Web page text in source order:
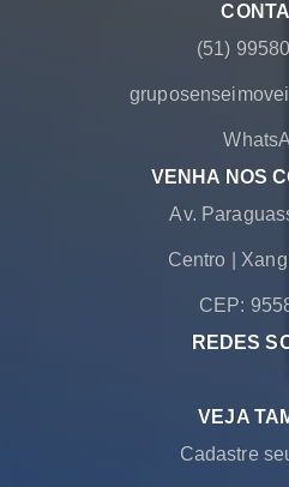
(51)
VENHA NOS
Av.
Centro
CEP:
REDES
VEJA
Cadastre